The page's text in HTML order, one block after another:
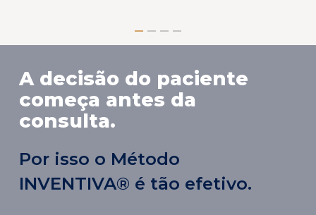
A decisão do paciente
começa antes da
consulta.
Por isso o Método
INVENTIVA® é tão efetivo.